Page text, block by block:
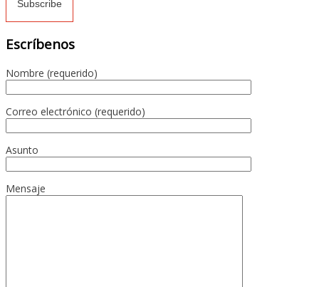
Escríbenos
Nombre (requerido)
Correo electrónico (requerido)
Asunto
Mensaje